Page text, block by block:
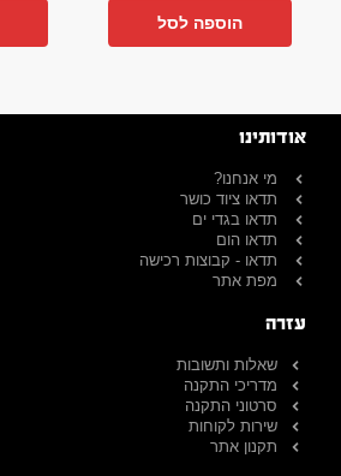
הוספה לסל
אודותינו
מי אנחנו?
תדאו ציוד כושר
תדאו בגדי ים
תדאו הום
תדאו - קבוצות רכישה
מפת אתר
עזרה
שאלות ותשובות
מדריכי התקנה
סרטוני התקנה
שירות לקוחות
תקנון אתר